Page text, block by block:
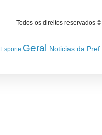
Todos os direitos reservados
Esporte Geral Noticias da